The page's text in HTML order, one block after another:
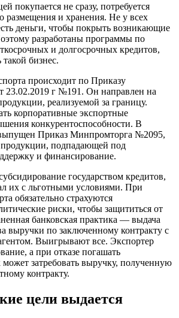
покупается не сразу, потребуется
размещения и хранения. Не у всех
деньги, чтобы покрыть возникающие
разработаны программы по
и долгосрочных кредитов,
бизнес.
происходит по Приказу
23.02.2019 г №191. Он направлен на
реализуемой за границу.
корпоративные экспортные
конкурентоспособности. В
Приказ Минпромторга №2095,
подпадающей под
и финансирование.
государством кредитов,
их с льготными условиями. При
обязательно страхуются
риски, чтобы защититься от
банковская практика ― выдача
выручки по заключенному контракту с
Выигрывают все. Экспортер
а при отказе погашать
может затребовать выручку, полученную
контракту.
цели выдается